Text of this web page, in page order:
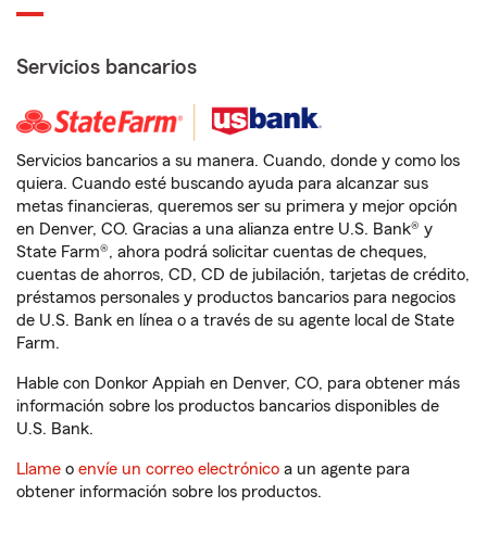
Servicios bancarios
Servicios bancarios a su manera. Cuando, donde y como los
quiera. Cuando esté buscando ayuda para alcanzar sus
metas financieras, queremos ser su primera y mejor opción
en Denver, CO. Gracias a una alianza entre U.S. Bank® y
State Farm®, ahora podrá solicitar cuentas de cheques,
cuentas de ahorros, CD, CD de jubilación, tarjetas de crédito,
préstamos personales y productos bancarios para negocios
de U.S. Bank en línea o a través de su agente local de State
Farm.
Hable con Donkor Appiah en Denver, CO, para obtener más
información sobre los productos bancarios disponibles de
U.S. Bank.
Llame o envíe un correo electrónico a un agente para
obtener información sobre los productos.